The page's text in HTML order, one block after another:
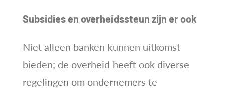
Subsidies en overheidssteun zijn er ook
Niet alleen banken kunnen uitkomst
bieden; de overheid heeft ook diverse
regelingen om ondernemers te